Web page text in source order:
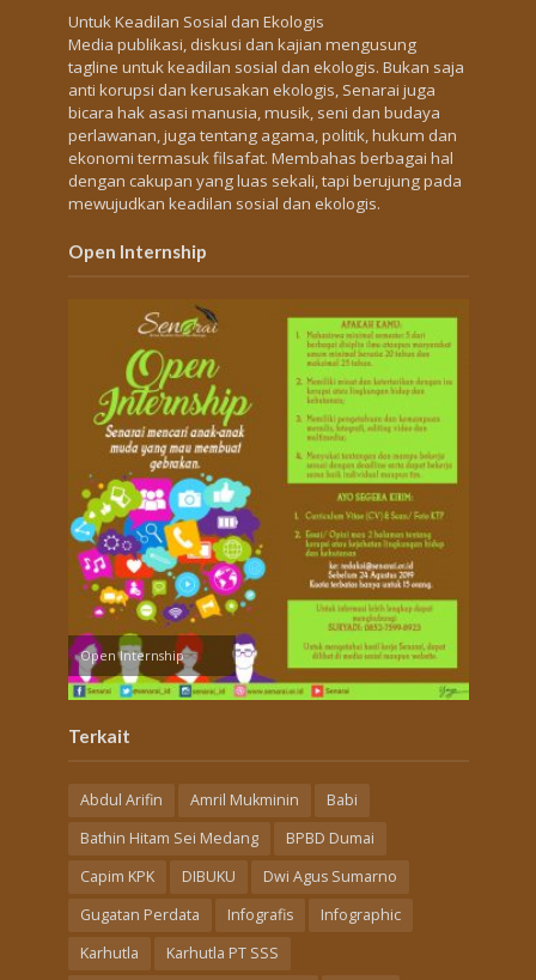
Untuk Keadilan Sosial dan Ekologis
Media publikasi, diskusi dan kajian mengusung
tagline untuk keadilan sosial dan ekologis. Bukan saja
anti korupsi dan kerusakan ekologis, Senarai juga
bicara hak asasi manusia, musik, seni dan budaya
perlawanan, juga tentang agama, politik, hukum dan
ekonomi termasuk filsafat. Membahas berbagai hal
dengan cakupan yang luas sekali, tapi berujung pada
mewujudkan keadilan sosial dan ekologis.
Open Internship
Open Internship
Terkait
Abdul Arifin Amril Mukminin
Babi
Bathin Hitam Sei Medang
BPBD Dumai
Capim KPK
DIBUKU
Dwi Agus Sumarno
Gugatan Perdata
Infografis
Infographic
Karhutla
Karhutla PT SSS